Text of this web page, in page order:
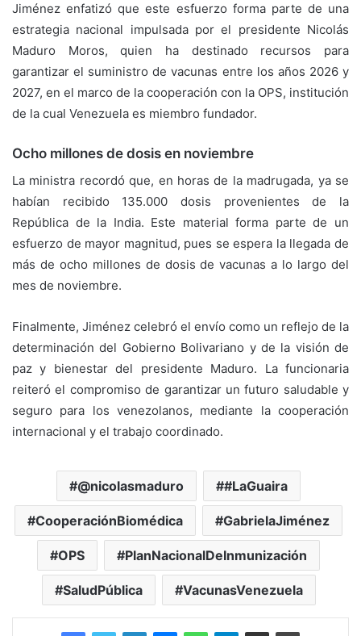
Jiménez enfatizó que este esfuerzo forma parte de una
estrategia nacional impulsada por el presidente Nicolás
Maduro Moros, quien ha destinado recursos para
garantizar el suministro de vacunas entre los años 2026 y
2027, en el marco de la cooperación con la OPS, institución
de la cual Venezuela es miembro fundador.
Ocho millones de dosis en noviembre
La ministra recordó que, en horas de la madrugada, ya se
habían recibido 135.000 dosis provenientes de la
República de la India. Este material forma parte de un
esfuerzo de mayor magnitud, pues se espera la llegada de
más de ocho millones de dosis de vacunas a lo largo del
mes de noviembre.
Finalmente, Jiménez celebró el envío como un reflejo de la
determinación del Gobierno Bolivariano y de la visión de
paz y bienestar del presidente Maduro. La funcionaria
reiteró el compromiso de garantizar un futuro saludable y
seguro para los venezolanos, mediante la cooperación
internacional y el trabajo coordinado.
@nicolasmaduro #LaGuaira
CooperaciónBiomédica GabrielaJiménez
OPS PlanNacionalDeInmunización
SaludPública VacunasVenezuela